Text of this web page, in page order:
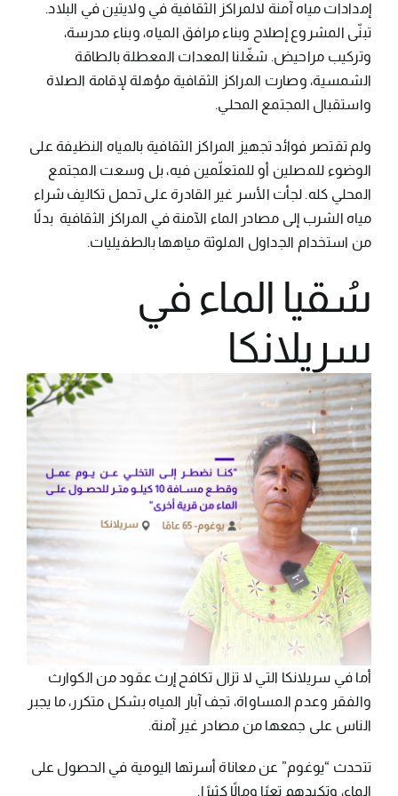
إمدادات مياه آمنة لالمراكز الثقافية في ولايتين في البلاد.
تبنّى المشروع إصلاح وبناء مرافق المياه، وبناء مدرسة،
وتركيب مراحيض. شغّلنا المعدات المعطلة بالطاقة
الشمسية، وصارت المراكز الثقافية مؤهلة لإقامة الصلاة
واستقبال المجتمع المحلي.
ولم تقتصر فوائد تجهيز المراكز الثقافية بالمياه النظيفة على
الوضوء للمصلين أو للمتعلّمين فيه، بل وسعت المجتمع
المحلي كله. لجأت الأسر غير القادرة على تحمل تكاليف شراء
مياه الشرب إلى مصادر الماء الآمنة في المراكز الثقافية بدلًا
من استخدام الجداول الملوثة مياهها بالطفيليات.
سُقيا الماء في
سريلانكا
أما في سريلانكا التي لا تزال تكافح إرث عقود من الكوارث
والفقر وعدم المساواة، تجف آبار المياه بشكل متكرر، ما يجبر
الناس على جمعها من مصادر غير آمنة.
تتحدث “يوغوم” عن معاناة أسرتها اليومية في الحصول على
الماء، وتكبدهم تعبًا ومالًا كثيرًا.